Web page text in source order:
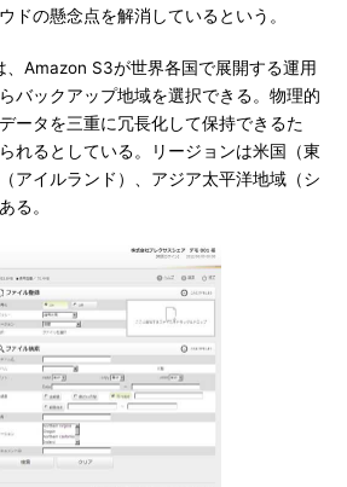
ドの懸念点を解消しているという。
Amazon S3が世界各国で展開する運用
バックアップ地域を選択できる。物理的
ータを三重に冗長化して保持できるた
れるとしている。リージョンは米国（東
アイルランド）、アジア太平洋地域（シ
る。